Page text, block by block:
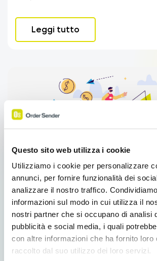
Questo sito web utilizza i cookie
Utilizziamo i cookie per personalizzare
annunci, per fornire funzionalità dei
analizzare il nostro traffico.
informazioni sul modo in cui utilizza il
nostri partner che si occupano di analisi
pubblicità e social media, i quali
con altre informazioni che ha fornito loro
raccolto dal suo utilizzo dei loro servizi.
Leggi tutto
Sales Force Automation
Tecniche di vendita agenti
Tecniche di vendita agenti Tecniche
Sei un venditore? Un agente di
rappresentante? Scopri quali sono […]